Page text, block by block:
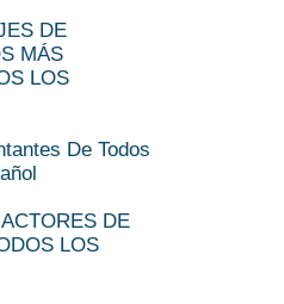
DE
MÁS
LOS
De Todos
DE
LOS